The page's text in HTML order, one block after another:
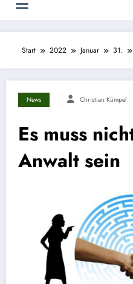
Start 2022 Januar 31.
News Christian Kümpel
Es muss
Anwalt sein